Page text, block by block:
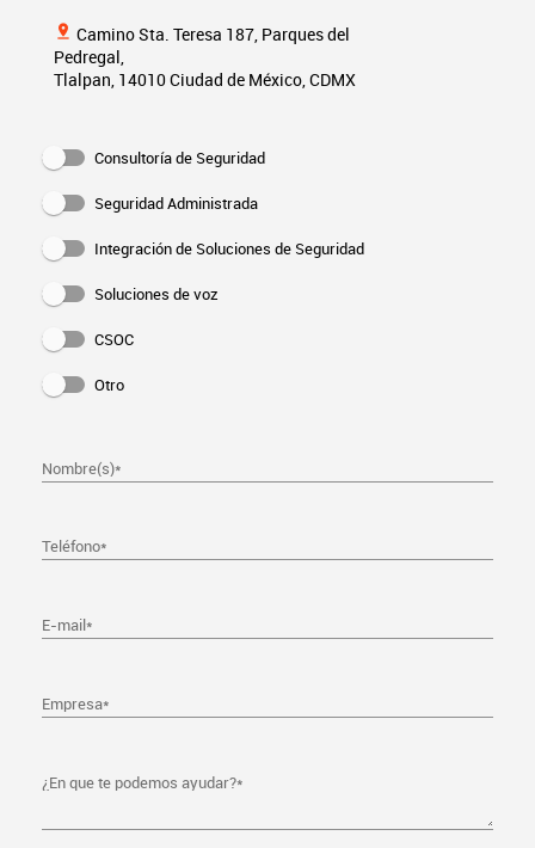
pin_drop Camino Sta. Teresa 187, Parques del
Pedregal,
Tlalpan, 14010 Ciudad de México, CDMX
Consultoría de Seguridad
Seguridad Administrada
Integración de Soluciones de Seguridad
Soluciones de voz
CSOC
Otro
Nombre(s)*
Teléfono*
E-mail*
Empresa*
¿En que te podemos ayudar?*